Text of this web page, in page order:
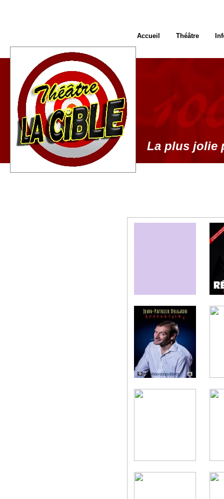
La plus jolie
Accueil Théâtre